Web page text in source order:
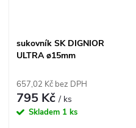
sukovník SK DIGNIOR
ULTRA ø15mm
657,02 Kč bez DPH
795 Kč/ ks
Skladem 1 ks